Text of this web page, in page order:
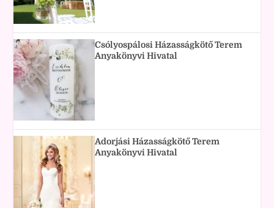
Csólyospálosi Házasságkötő Terem
Anyakönyvi Hivatal
Adorjási Házasságkötő Terem
Anyakönyvi Hivatal